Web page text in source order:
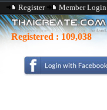
Register Member Login
Registered : 109,038